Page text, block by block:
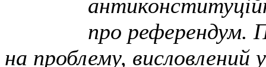
про референдум.
на проблему,